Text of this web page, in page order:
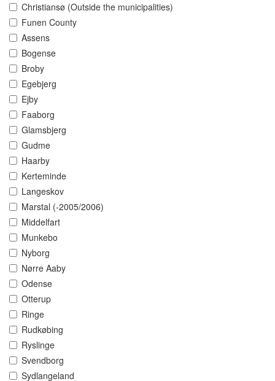
Christiansø (Outside the municipalities)
Funen County
Assens
Bogense
Broby
Egebjerg
Ejby
Faaborg
Glamsbjerg
Gudme
Haarby
Kerteminde
Langeskov
Marstal (-2005/2006)
Middelfart
Munkebo
Nyborg
Nørre Aaby
Odense
Otterup
Ringe
Rudkøbing
Ryslinge
Svendborg
Sydlangeland